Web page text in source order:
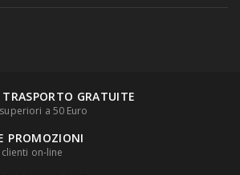
TRASPORTO GRATUITE
a 50 Euro
PROMOZIONI
on-line